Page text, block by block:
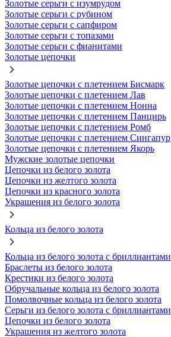
Золотые серьги с изумрудом
Золотые серьги с рубином
Золотые серьги с сапфиром
Золотые серьги с топазами
Золотые серьги с фианитами
Золотые цепочки
Золотые цепочки с плетением Бисмарк
Золотые цепочки с плетением Лав
Золотые цепочки с плетением Нонна
Золотые цепочки с плетением Панцирь
Золотые цепочки с плетением Ромб
Золотые цепочки с плетением Сингапур
Золотые цепочки с плетением Якорь
Мужские золотые цепочки
Цепочки из белого золота
Цепочки из желтого золота
Цепочки из красного золота
Украшения из белого золота
Кольца из белого золота
Кольца из белого золота с бриллиантами
Браслеты из белого золота
Крестики из белого золота
Обручальные кольца из белого золота
Помолвочные кольца из белого золота
Серьги из белого золота с бриллиантами
Цепочки из белого золота
Украшения из желтого золота